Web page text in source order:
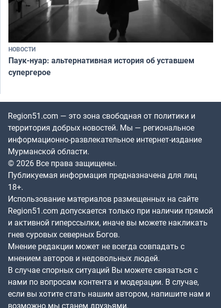
НОВОСТИ
Паук-нуар: альтернативная история об уставшем
супергерое
Region51.com — это зона свободная от политики и
территория добрых новостей. Мы — региональное
информационно-развлекательное интернет-издание
Мурманской области.
© 2026 Все права защищены.
Публикуемая информация предназначена для лиц
18+.
Использование материалов размещенных на сайте
Region51.com допускается только при наличии прямой
и активной гиперссылки, иначе вы можете накликать
гнев суровых северных Богов.
Мнение редакции может не всегда совпадать с
мнением авторов и недовольных людей.
В случае спорных ситуаций Вы можете связаться с
нами по вопросам контента и модерации. В случае,
если вы хотите стать нашим автором, напишите нам и
возможно мы станем друзьями.